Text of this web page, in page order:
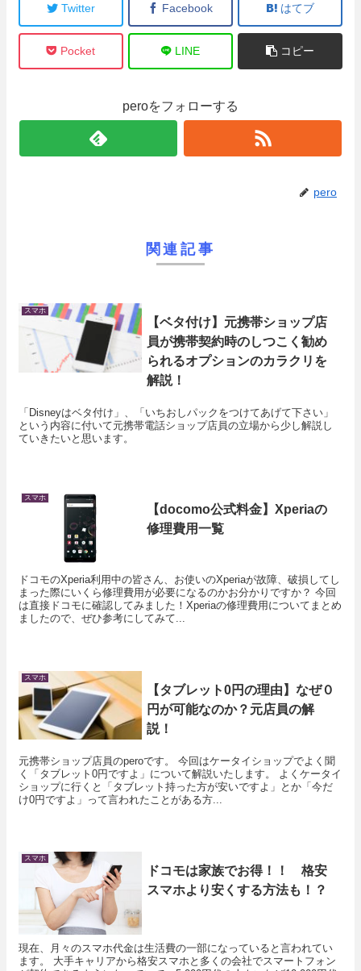
Twitter Facebook はてブ
Pocket LINE コピー
peroをフォローする
pero
関連記事
スマホ
【ベタ付け】元携帯ショップ店
員が携帯契約時のしつこく勧め
られるオプションのカラクリを
解説！
「Disneyはベタ付け」、「いちおしパックをつけてあげて下さい」
という内容に付いて元携帯電話ショップ店員の立場から少し解説し
ていきたいと思います。
スマホ
【docomo公式料金】Xperiaの
修理費用一覧
ドコモのXperia利用中の皆さん、お使いのXperiaが故障、破損してし
まった際にいくら修理費用が必要になるのかお分かりですか？ 今回
は直接ドコモに確認してみました！Xperiaの修理費用についてまとめ
ましたので、ぜひ参考にしてみて...
スマホ
【タブレット0円の理由】なぜ０
円が可能なのか？元店員の解
説！
元携帯ショップ店員のperoです。 今回はケータイショップでよく聞
く「タブレット0円ですよ」について解説いたします。 よくケータイ
ショップに行くと「タブレット持った方が安いですよ」とか「今だ
け0円ですよ」って言われたことがある方...
スマホ
ドコモは家族でお得！！ 格安
スマホより安くする方法も！？
現在、月々のスマホ代金は生活費の一部になっていると言われてい
ます。 大手キャリアから格安スマホと多くの会社でスマートフォン